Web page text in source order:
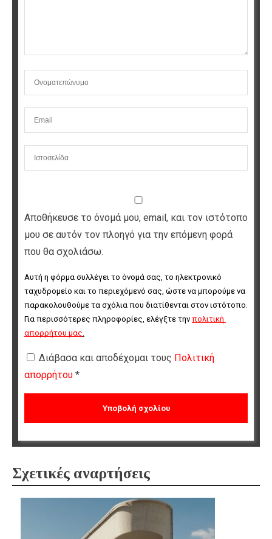
Αποθήκευσε το όνομά μου, email, και τον ιστότοπο
μου σε αυτόν τον πλοηγό για την επόμενη φορά
που θα σχολιάσω.
Αυτή η φόρμα συλλέγει το όνομά σας, το ηλεκτρονικό
ταχυδρομείο και το περιεχόμενό σας, ώστε να μπορούμε να
παρακολουθούμε τα σχόλια που διατίθενται στον ιστότοπο.
Για περισσότερες πληροφορίες, ελέγξτε την πολιτική
απορρήτου μας.
Διάβασα και αποδέχομαι τους Πολιτική
απορρήτου *
Σχετικές αναρτήσεις